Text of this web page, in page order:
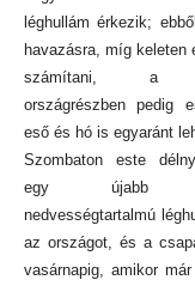
léghullám érkezik;
havazásra, míg keleten
számítani, a
országrészben pedig
eső és hó is egyaránt
Szombaton este
egy újabb
nedvességtartalmú
az országot, és a
vasárnapig, amikor